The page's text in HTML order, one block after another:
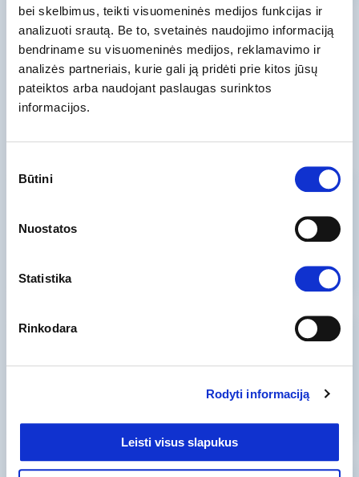
bei skelbimus, teikti visuomeninės medijos funkcijas ir
analizuoti srautą. Be to, svetainės naudojimo informaciją
bendriname su visuomeninės medijos, reklamavimo ir
analizės partneriais, kurie gali ją pridėti prie kitos jūsų
pateiktos arba naudojant paslaugas surinktos
informacijos.
pasirinkimas
Būtini
Nuostatos
Statistika
Rinkodara
Rodyti informaciją
Leisti visus slapukus
Planas S2
18.99